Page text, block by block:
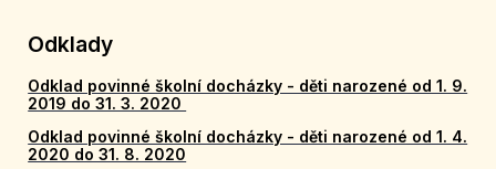
Odklady
Odklad povinné školní docházky - děti narozené od 1. 9.
2019 do 31. 3. 2020
Odklad povinné školní docházky - děti narozené od 1. 4.
2020 do 31. 8. 2020